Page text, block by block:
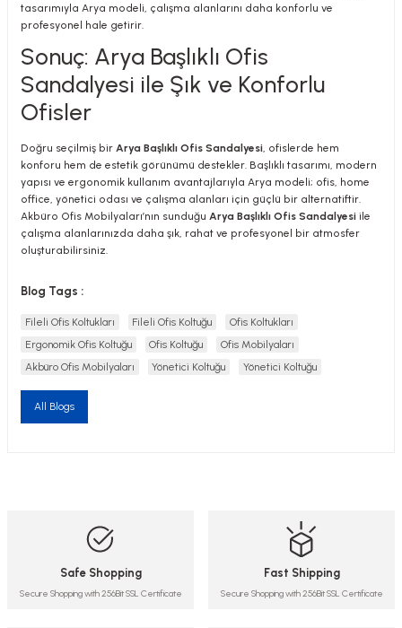
tasarımıyla Arya modeli, çalışma alanlarını daha konforlu ve
profesyonel hale getirir.
Sonuç: Arya Başlıklı Ofis
Sandalyesi ile Şık ve Konforlu
Ofisler
Doğru seçilmiş bir Arya Başlıklı Ofis Sandalyesi , ofislerde hem
konforu hem de estetik görünümü destekler. Başlıklı tasarımı, modern
yapısı ve ergonomik kullanım avantajlarıyla Arya modeli; ofis, home
office, yönetici odası ve çalışma alanları için güçlü bir alternatiftir.
Akbüro Ofis Mobilyaları’nın sunduğu Arya Başlıklı Ofis Sandalyesi ile
çalışma alanlarınızda daha şık, rahat ve profesyonel bir atmosfer
oluşturabilirsiniz.
Blog Tags :
Fileli Ofis Koltukları Fileli Ofis Koltuğu
Ofis Koltukları
Ergonomik Ofis Koltuğu
Ofis Koltuğu
Ofis Mobilyaları
Akbüro Ofis Mobilyaları
Yönetici Koltuğu Yönetici Koltuğu
All Blogs
Safe Shopping
Secure Shopping with 256Bit SSL Certificate
Fast Shipping
Secure Shopping with 256Bit SSL Certificate